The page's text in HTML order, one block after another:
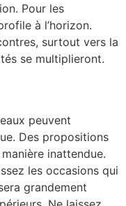
Pour les
à l’horizon.
surtout vers la
se multiplieront.
peuvent
Des propositions
inattendue.
les occasions qui
grandement